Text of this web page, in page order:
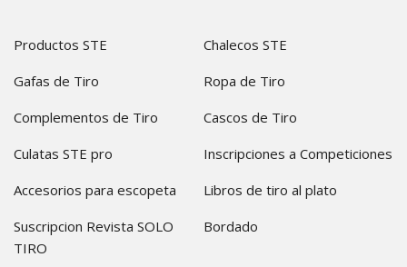
Productos STE
Chalecos STE
Gafas de Tiro
Ropa de Tiro
Complementos de Tiro
Cascos de Tiro
Culatas STE pro
Inscripciones a Competiciones
Accesorios para escopeta
Libros de tiro al plato
Suscripcion Revista SOLO
TIRO
Bordado